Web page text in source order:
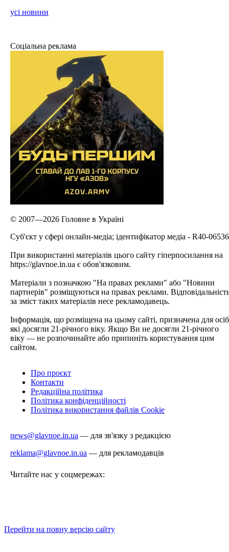
усі новини
Соціальна реклама
© 2007—2026 Головне в Україні
Cуб'єкт у сфері онлайн-медіа; ідентифікатор медіа - R40-06536
При використанні матеріалів цього сайту гіперпосилання на
https://glavnoe.in.ua є обов'язковим.
Матеріали з позначкою "На правах реклами" або "Новини
партнерів" розміщуються на правах реклами.
за зміст таких матеріалів несе рекламодавець.
Інформація, що розміщена на цьому сайті, призначена для
які досягли 21-річного віку. Якщо Ви не досягли 21-річного
віку — не розпочинайте або припиніть користування цим
сайтом.
Про проєкт
Контакти
Редакційна політика
Політика конфіденційності
Політика використання файлів Cookie
news@glavnoe.in.ua — для зв'язку з редакцією
reklama@glavnoe.in.ua — для рекламодавців
Читайте нас у соцмережах:
Перейти на повну версію сайту